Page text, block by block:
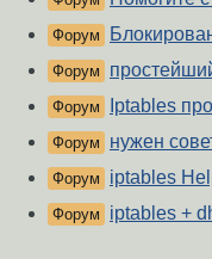
Форум
Форум
Форум Iptables
Форум нужен
Форум iptables
Форум iptables +